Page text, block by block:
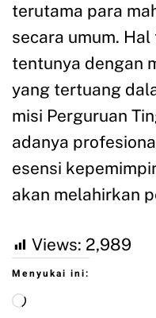
terutama para
secara umum.
tentunya dengan
yang tertuang
misi Perguruan
adanya
esensi
akan melahirkan
Views: 2,989
Menyukai ini: